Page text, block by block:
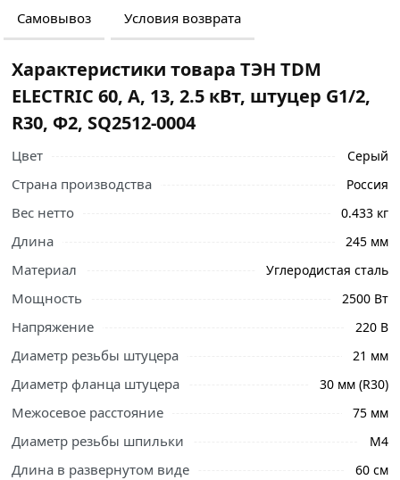
Самовывоз Условия возврата
описанием и отзывами о товаре, чтобы сделать
правильный выбор и заказать онлайн. Наши
свяжутся с Вами для согласования условий доставки
или самовывоза.
ТЭН TDM ELECTRIC 60, А, 13, 2.5 кВт, штуцер G1/2, R30,
Ф2, SQ2512-0004 применяется в водонагревателях,
самодельных ёмкостях для нагрева воды и прочих
нагревательных устройствах. Изделие легко заменяется.
Срок службы более 5000 часов.
Характеристики товара ТЭН TDM
ELECTRIC 60, А, 13, 2.5 кВт, штуцер G1/2,
R30, Ф2, SQ2512-0004
Цвет Серый
Страна производства Россия
Вес нетто 0.433 кг
Длина 245 мм
Материал Углеродистая сталь
Мощность 2500 Вт
Напряжение 220 В
Диаметр резьбы штуцера 21 мм
Диаметр фланца штуцера 30 мм (R30)
Межосевое расстояние 75 мм
Диаметр резьбы шпильки М4
Длина в развернутом виде 60 см